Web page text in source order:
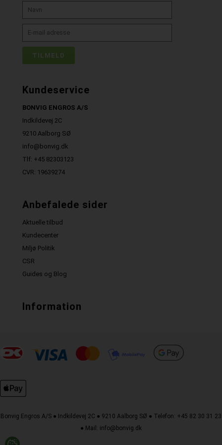
Kundeservice
BONVIG ENGROS A/S
Indkildevej 2C
9210 Aalborg SØ
info@bonvig.dk
Tlf: +45 82303123
CVR: 19639274
Anbefalede sider
Aktuelle tilbud
Kundecenter
Miljø Politik
CSR
Guides og Blog
Information
Bonvig Engros A/S ● Indkildevej 2C ● 9210 Aalborg SØ ● Telefon: +45 82 30 31 23
● Mail: info@bonvig.dk